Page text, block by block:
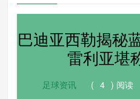
巴迪亚西勒揭秘
雷利亚堪
足球资讯 ( 4 ) 阅读